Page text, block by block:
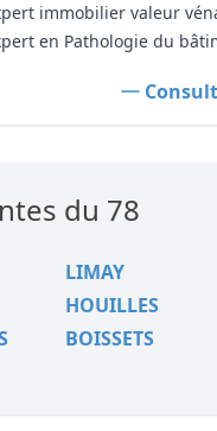
immobilier valeur
en Pathologie du
du 78
LIMAY
HOUILLES
BOISSETS